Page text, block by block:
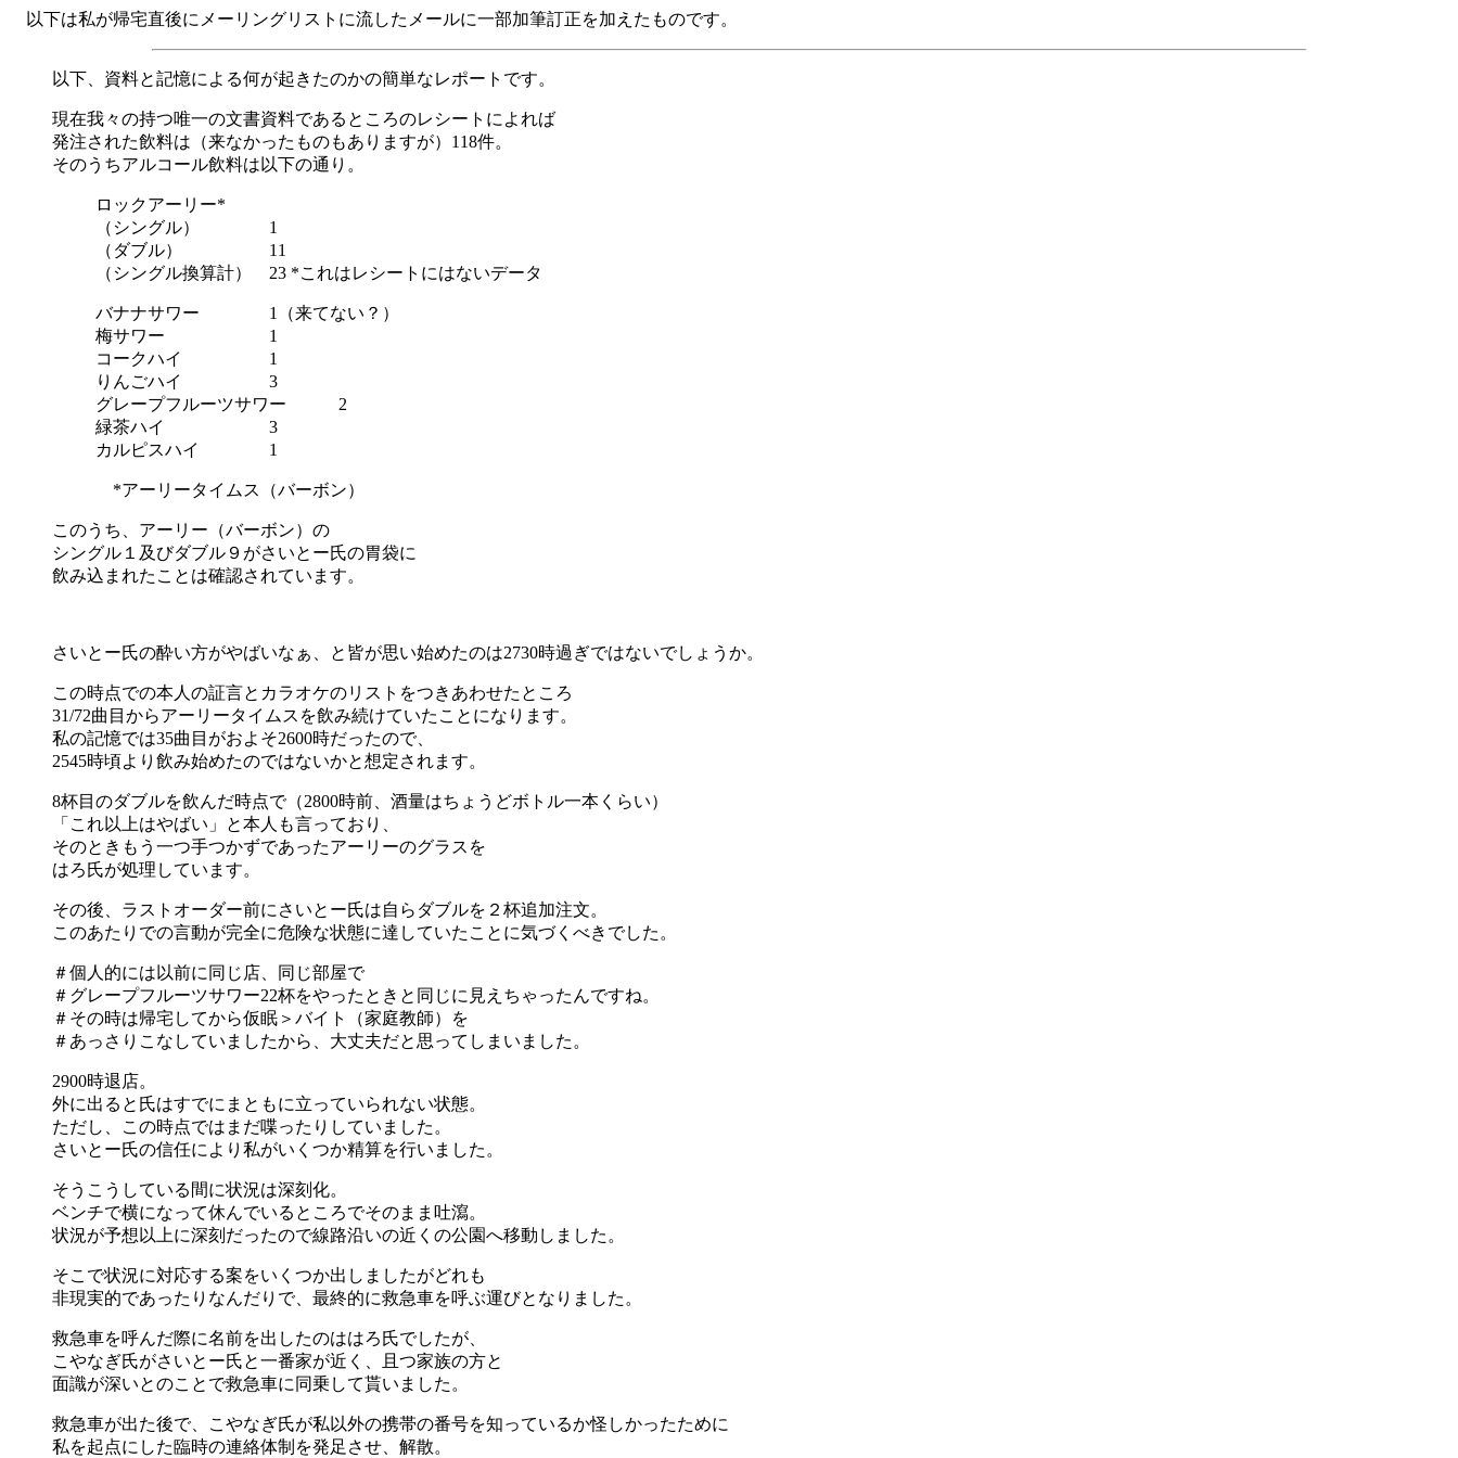
以下は私が帰宅直後にメーリングリストに流したメールに一部加筆訂正を加えたものです。
以下、資料と記憶による何が起きたのかの簡単なレポートです。
現在我々の持つ唯一の文書資料であるところのレシートによれば
発注された飲料は（来なかったものもありますが）118件。
そのうちアルコール飲料は以下の通り。
ロックアーリー*
（シングル） 1
（ダブル） 11
（シングル換算計） 23 *これはレシートにはないデータ
バナナサワー 1（来てない？）
梅サワー 1
コークハイ 1
りんごハイ 3
グレープフルーツサワー 2
緑茶ハイ 3
カルピスハイ 1
*アーリータイムス（バーボン）
このうち、アーリー（バーボン）の
シングル１及びダブル９がさいとー氏の胃袋に
飲み込まれたことは確認されています。
さいとー氏の酔い方がやばいなぁ、と皆が思い始めたのは2730時過ぎではないでしょうか。
この時点での本人の証言とカラオケのリストをつきあわせたところ
31/72曲目からアーリータイムスを飲み続けていたことになります。
私の記憶では35曲目がおよそ2600時だったので、
2545時頃より飲み始めたのではないかと想定されます。
8杯目のダブルを飲んだ時点で（2800時前、酒量はちょうどボトル一本くらい）
「これ以上はやばい」と本人も言っており、
そのときもう一つ手つかずであったアーリーのグラスを
はろ氏が処理しています。
その後、ラストオーダー前にさいとー氏は自らダブルを２杯追加注文。
このあたりでの言動が完全に危険な状態に達していたことに気づくべきでした。
＃個人的には以前に同じ店、同じ部屋で
＃グレープフルーツサワー22杯をやったときと同じに見えちゃったんですね。
＃その時は帰宅してから仮眠＞バイト（家庭教師）を
＃あっさりこなしていましたから、大丈夫だと思ってしまいました。
2900時退店。
外に出ると氏はすでにまともに立っていられない状態。
ただし、この時点ではまだ喋ったりしていました。
さいとー氏の信任により私がいくつか精算を行いました。
そうこうしている間に状況は深刻化。
ベンチで横になって休んでいるところでそのまま吐瀉。
状況が予想以上に深刻だったので線路沿いの近くの公園へ移動しました。
そこで状況に対応する案をいくつか出しましたがどれも
非現実的であったりなんだりで、最終的に救急車を呼ぶ運びとなりました。
救急車を呼んだ際に名前を出したのははろ氏でしたが、
こやなぎ氏がさいとー氏と一番家が近く、且つ家族の方と
面識が深いとのことで救急車に同乗して貰いました。
救急車が出た後で、こやなぎ氏が私以外の携帯の番号を知っているか怪しかったために
私を起点にした臨時の連絡体制を発足させ、解散。